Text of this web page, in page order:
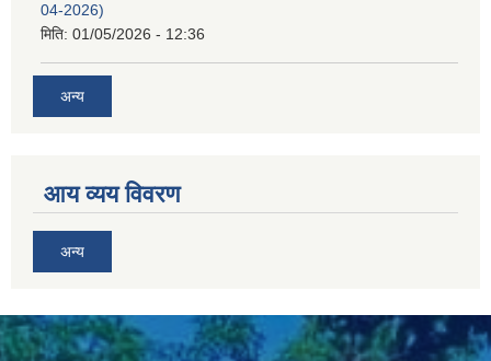
04-2026)
मिति: 01/05/2026 - 12:36
अन्य
आय व्यय विवरण
अन्य